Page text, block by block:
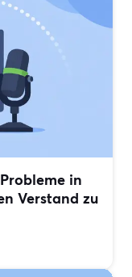
in
Verstand zu